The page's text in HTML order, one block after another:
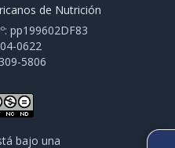
SIGUIENTE ARTÍCULO
de Nutrición
pp199602DF83
0622
5806
bajo una